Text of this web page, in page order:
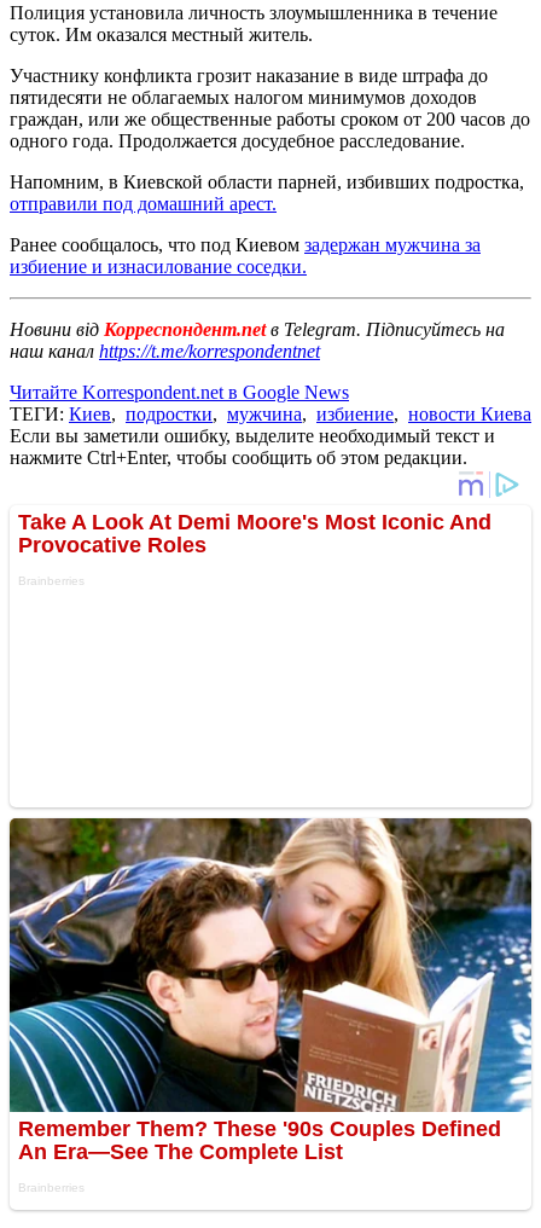
Полиция установила личность злоумышленника в течение
суток. Им оказался местный житель.
Участнику конфликта грозит наказание в виде штрафа до
пятидесяти не облагаемых налогом минимумов доходов
граждан, или же общественные работы сроком от 200 часов до
одного года. Продолжается досудебное расследование.
Напомним, в Киевской области парней, избивших подростка,
отправили под домашний арест.
Ранее сообщалось, что под Киевом задержан мужчина за
избиение и изнасилование соседки.
Новини від Корреспондент.netв Telegram. Підписуйтесь на
наш канал https://t.me/korrespondentnet
Читайте Korrespondent.net в Google News
ТЕГИ: Киев, подростки, мужчина, избиение, новости Киева
Если вы заметили ошибку, выделите необходимый текст и
нажмите Ctrl+Enter, чтобы сообщить об этом редакции.